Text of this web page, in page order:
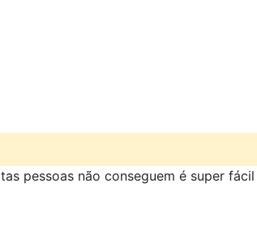
pessoas não conseguem é super